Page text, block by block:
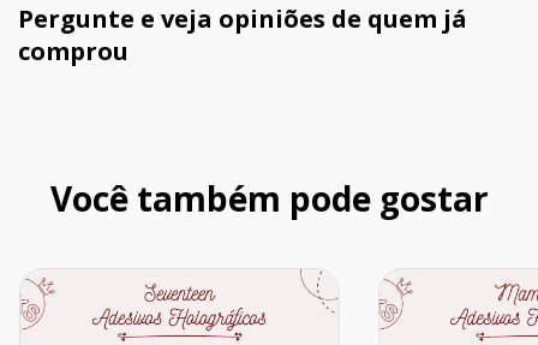
Pergunte e veja opiniões de quem já
comprou
Você também pode gostar